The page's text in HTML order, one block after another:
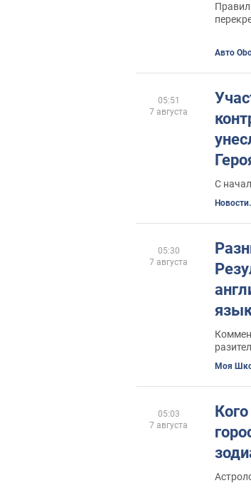
Авто
С
05:51
7 августа
Моя
05:30
7 августа
05:03
7 августа